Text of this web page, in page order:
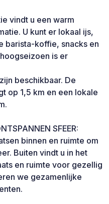
vindt u een warm
U kunt er lokaal ijs,
barista-koffie, snacks en
is er
beschikbaar. De
op 1,5 km en een lokale
SFEER:
binnen en ruimte om
Buiten vindt u in het
en ruimte voor gezellig
we gezamenlijke